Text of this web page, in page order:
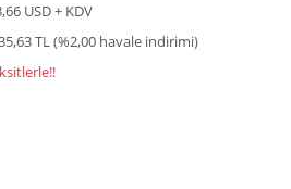
USD + KDV
TL (%2,00 havale indirimi)